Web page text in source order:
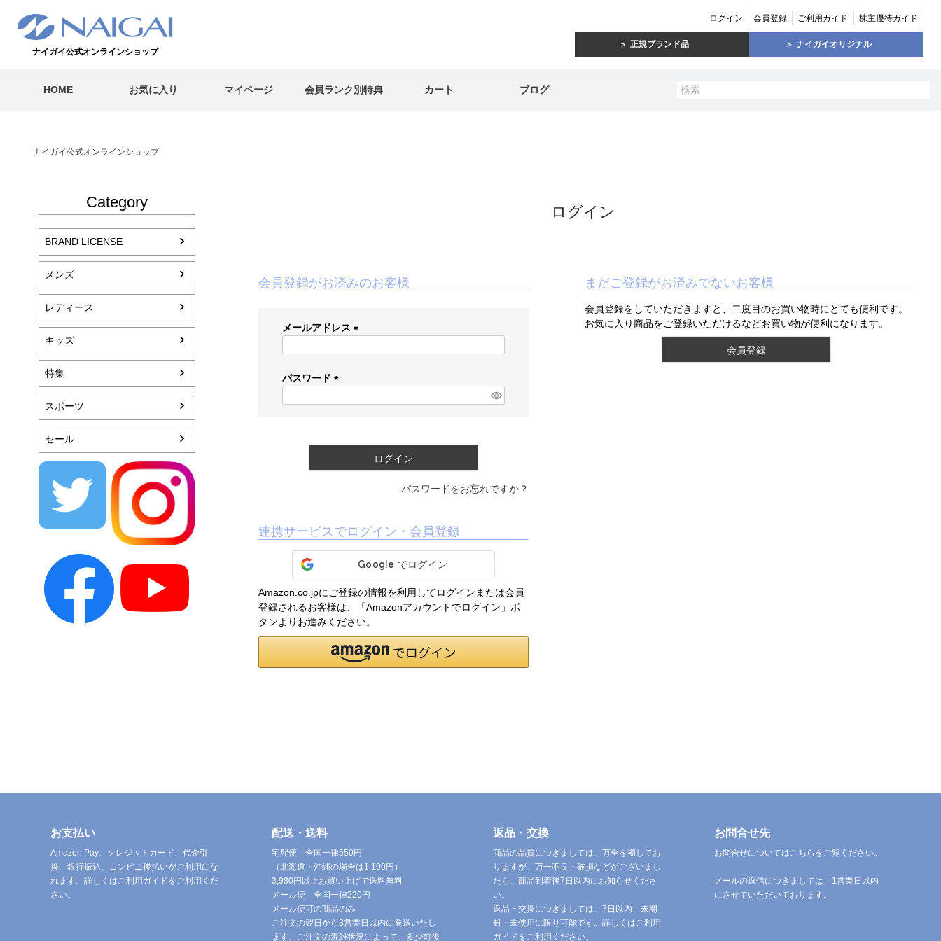
ナイガイ公式オンラインショップ
ログイン 会員登録 ご利用ガイド 株主優待ガイド
正規ブランド品 ナイガイオリジナル
HOME お気に入り マイページ 会員ランク別特典 カート ブログ
ナイガイ公式オンラインショップ
Category
BRAND LICENSE
メンズ
レディース
キッズ
特集
スポーツ
セール
ログイン
会員登録がお済みのお客様
メールアドレス
)
パスワード
ログイン
パスワードをお忘れですか？
連携サービスでログイン・会員登録
Amazon.co.jpにご登録の情報を利用してログインまたは会員
登録されるお客様は、「Amazonアカウントでログイン」ボ
タンよりお進みください。
まだご登録がお済みでないお客様
会員登録をしていただきますと、二度目のお買い物時にとても便利です。
お気に入り商品をご登録いただけるなどお買い物が便利になります。
会員登録
お支払い
Amazon Pay、クレジットカード、代金引
換、銀行振込、コンビニ後払いがご利用にな
れます。詳しくはご利用ガイドをご利用くだ
さい。
配送・送料
宅配便 全国一律550円
（北海道・沖縄の場合は1,100円）
3,980円以上お買い上げで送料無料
メール便 全国一律220円
メール便可の商品のみ
ご注文の翌日から3営業日以内に発送いたし
ます。ご注文の混雑状況によって、多少前後
返品・交換
商品の品質につきましては、万全を期してお
りますが、万一不良・破損などがございまし
たら、商品到着後7日以内にお知らせくださ
い。
返品・交換につきましては、7日以内、未開
封・未使用に限り可能です。詳しくはご利用
ガイドをご利用ください。
お問合せ先
お問合せについてはこちらをご覧ください。
メールの返信につきましては、1営業日以内
にさせていただいております。